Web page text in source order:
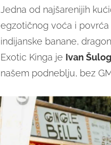
Jedna od najšarenijih
egzotičnog voća i
indijanske banane,
Exotic Kinga je Ivan Šulog
našem podneblju, bez